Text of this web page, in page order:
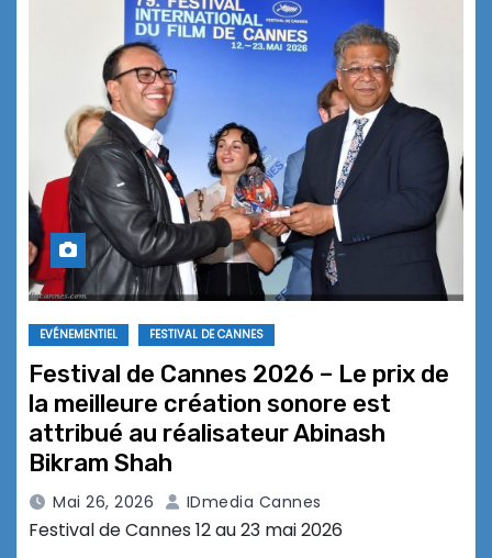
EVÉNEMENTIEL FESTIVAL DE CANNES
Festival de Cannes 2026 – Le prix de
la meilleure création sonore est
attribué au réalisateur Abinash
Bikram Shah
Mai 26, 2026 IDmedia Cannes
Festival de Cannes 12 au 23 mai 2026